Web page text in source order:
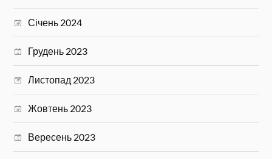
Січень 2024
Грудень 2023
Листопад 2023
Жовтень 2023
Вересень 2023